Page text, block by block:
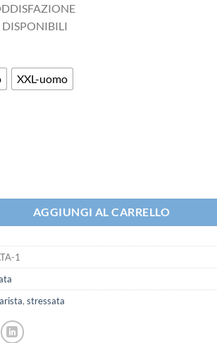
DISPONIBILI
XXL-uomo
AGGIUNGI AL CARRELLO
1
,stressata